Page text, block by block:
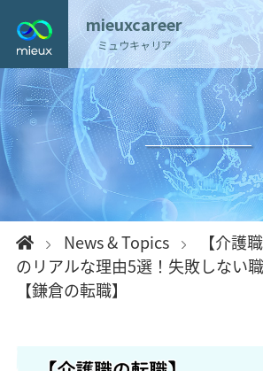
mieuxcareer
ミュウキャリア
News & Topics
【介護
のリアルな理由5選！失敗しない
【鎌倉の転職】